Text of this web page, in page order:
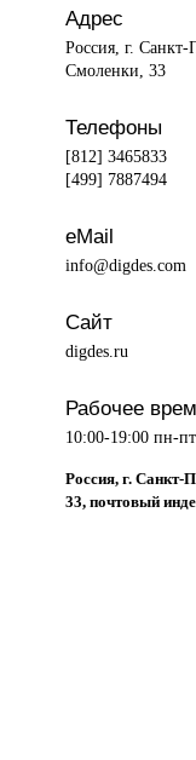
Адрес
Россия, г. Санкт-
Смоленки, 33
Телефоны
[812] 3465833
[499] 7887494
eMail
info@digdes.com
Сайт
digdes.ru
Рабочее
10:00-19:00 пн-пт
Россия, г. Санкт-
33, почтовый